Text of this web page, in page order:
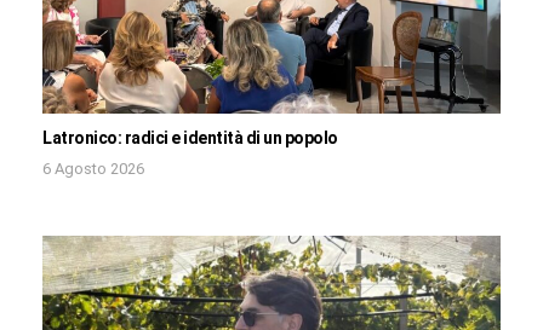
Latronico: radici e identità di un popolo
6 Agosto 2026